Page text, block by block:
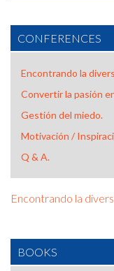
CONFERENCES
Encontrando la
Convertir la pasión
Gestión del miedo.
Motivación /
Q & A.
Encontrando la
BOOKS